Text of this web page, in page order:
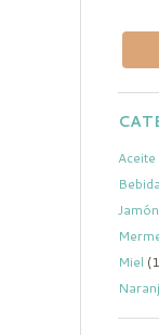
Aceite
Jamón
Miel